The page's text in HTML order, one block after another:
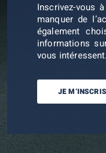
Inscrivez-vous
manquer de
également
informations
vous intéressent.
JE M’INSCRIS